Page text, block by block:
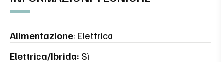
Alimentazione: Elettrica
Elettrica/Ibrida: Sì